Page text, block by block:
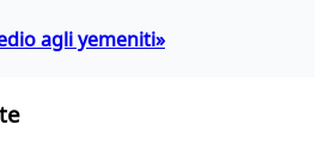
agli yemeniti»